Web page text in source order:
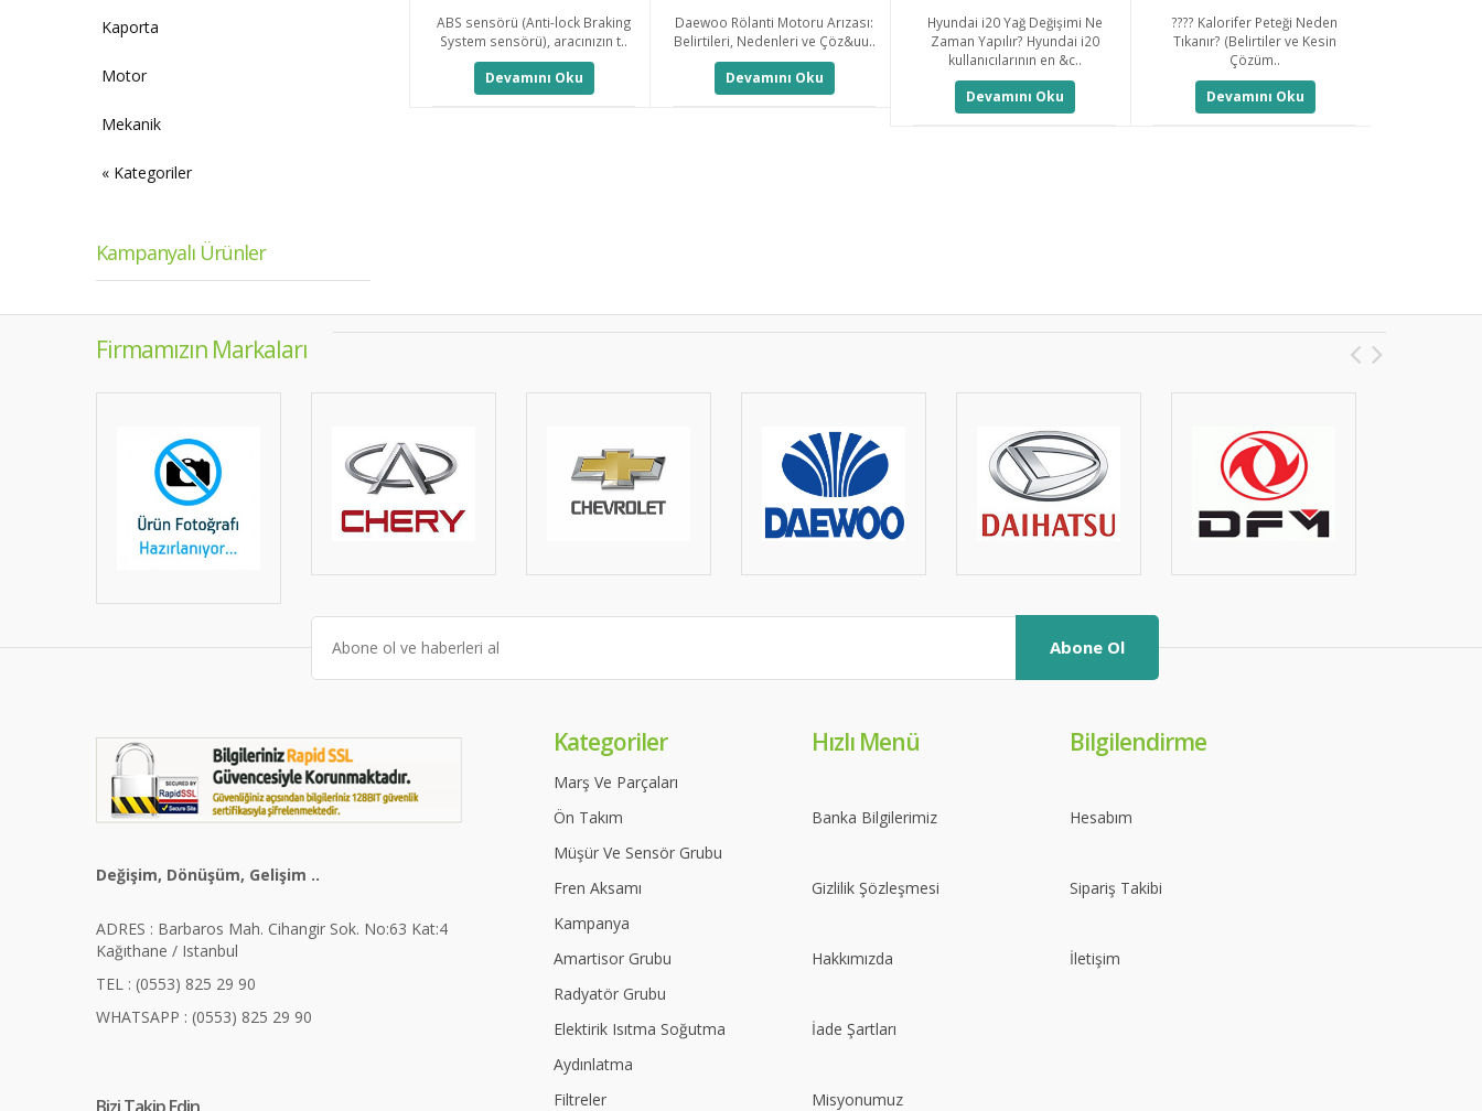
Kaporta
Motor
Mekanik
« Kategoriler
Kampanyalı Ürünler
ABS sensörü (Anti-lock Braking
System sensörü), aracınızın t..
Devamını Oku
Daewoo Rölanti Motoru Arızası:
Belirtileri, Nedenleri ve Çöz&uu..
Devamını Oku
Hyundai i20 Yağ Değişimi Ne
Zaman Yapılır? Hyundai i20
kullanıcılarının en &c..
Devamını Oku
???? Kalorifer Peteği Neden
Tıkanır? (Belirtiler ve Kesin
Çözüm..
Devamını Oku
Firmamızın Markaları
Abone Ol
Değişim, Dönüşüm, Gelişim ..
ADRES : Barbaros Mah. Cihangir Sok. No:63 Kat:4
Kağıthane / Istanbul
TEL : (0553) 825 29 90
WHATSAPP : (0553) 825 29 90
Bizi Takip Edin
Kategoriler
Marş Ve Parçaları
Ön Takım
Müşür Ve Sensör Grubu
Fren Aksamı
Kampanya
Amartisor Grubu
Radyatör Grubu
Elektirik Isıtma Soğutma
Aydınlatma
Filtreler
Hızlı Menü
Banka Bilgilerimiz
Gizlilik Şözleşmesi
Hakkımızda
İade Şartları
Misyonumuz
Bilgilendirme
Hesabım
Sipariş Takibi
İletişim